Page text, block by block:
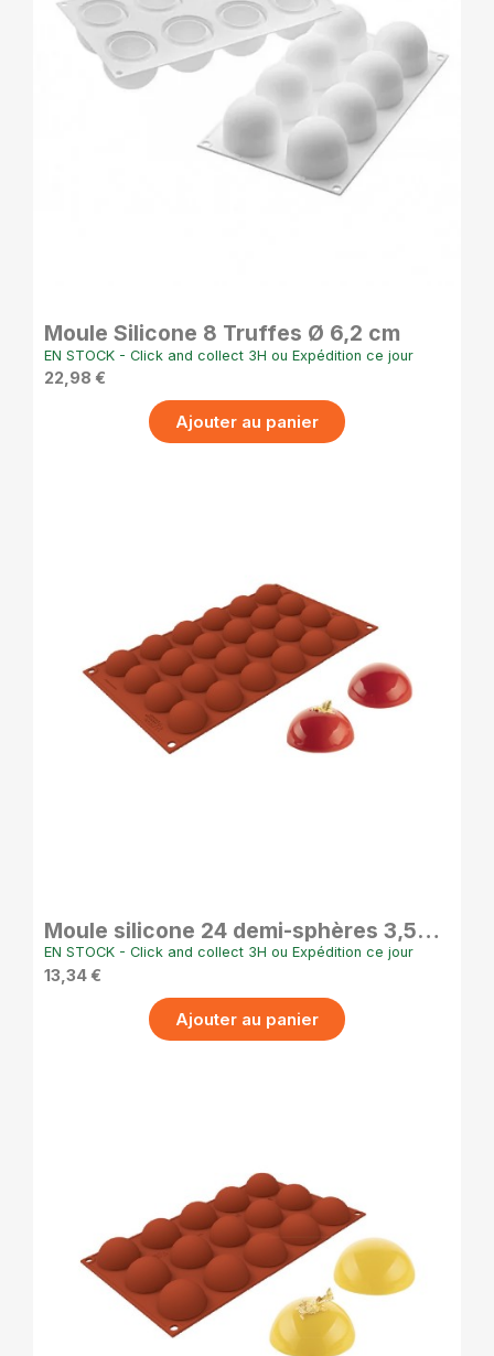
Moule Silicone 8 Truffes Ø 6,2 cm
EN STOCK - Click and collect 3H ou Expédition ce jour
22,98 €
Ajouter au panier
Moule silicone 24 demi-sphères 3,5
cm – pâtisserie pro Silikomart
EN STOCK - Click and collect 3H ou Expédition ce jour
13,34 €
Ajouter au panier